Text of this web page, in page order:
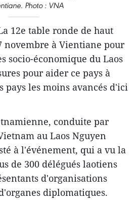
Photo : VNA
12e table ronde de haut
novembre à Vientiane pour
socio-économique du Laos
pour aider ce pays à
pays les moins ​avancés d'ici
conduite par
au Laos Nguyen
à l'événement, qui a ​vu la
de 300 délégués laotiens
d'organisations
diplomatiques.